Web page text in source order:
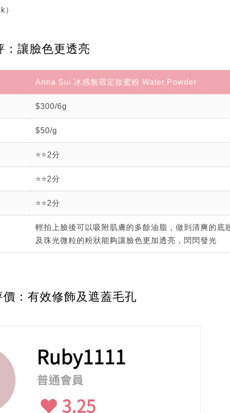
）
：讓臉色更透亮
Anna Sui 冰感無瑕定妝蜜粉 Water Powder
$300/6g
$50/g
⭐⭐2分
⭐⭐2分
⭐⭐2分
輕拍上臉後可以吸附肌膚的多餘油脂，做到清爽的底
及珠光微粒的粉狀能夠讓臉色更加透亮，閃閃發光
：有效修飾及遮蓋毛孔